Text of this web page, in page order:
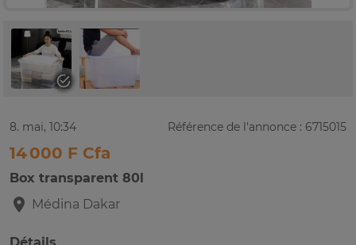
8. mai, 10:34 Référence de l'annonce : 6715015
14 000 F Cfa
Box transparent 80l
Médina Dakar